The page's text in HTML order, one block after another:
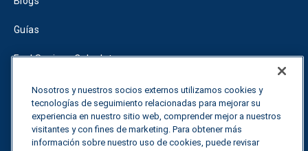
Guías
Fuel Savings Calculator
Calculadora de optimización del transporte
Tariff Tracker
Nosotros y nuestros socios externos utilizamos cookies y
tecnologías de seguimiento relacionadas para mejorar su
experiencia en nuestro sitio web, comprender mejor a nuestros
visitantes y con fines de marketing. Para obtener más
información sobre nuestro uso de cookies, puede revisar